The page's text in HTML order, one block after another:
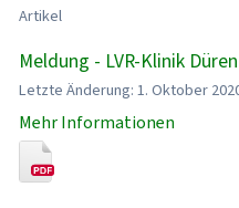
Artikel
Meldung - LVR-Klinik Düren
Letzte Änderung: 1. Oktober
Mehr Informationen